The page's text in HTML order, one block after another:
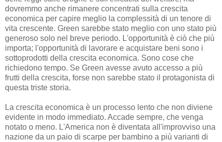
dovremmo anche rimanere concentrati sulla crescita
economica per capire meglio la complessità di un tenore di
vita crescente. Green sarebbe stato meglio con uno stato più
generoso solo nel breve periodo. L'opportunità è ciò che più
importa; l'opportunità di lavorare e acquistare beni sono i
sottoprodotti della crescita economica. Sono cose che
richiedono tempo. Se Green avesse avuto accesso a più
frutti della crescita, forse non sarebbe stato il protagonista di
questa triste storia.
La crescita economica è un processo lento che non diviene
evidente in modo immediato. Accade sempre, che venga
notato o meno. L'America non è diventata all'improvviso una
nazione da un paio di scarpe per bambino a più varianti di